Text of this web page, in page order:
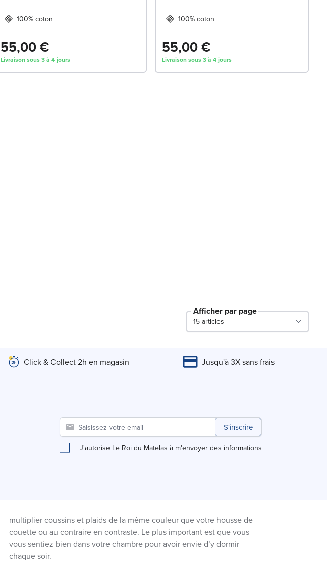
100% coton
55,00 €
Livraison sous 3 à 4 jours
100% coton
55,00 €
Livraison sous 3 à 4 jours
Afficher par page
Click & Collect 2h en magasin Jusqu'à 3X sans frais
S'inscrire
J'autorise Le Roi du Matelas à m'envoyer des informations
multiplier coussins et plaids de la même couleur que votre housse de
couette ou au contraire en contraste. Le plus important est que vous
vous sentiez bien dans votre chambre pour avoir envie d’y dormir
chaque soir.